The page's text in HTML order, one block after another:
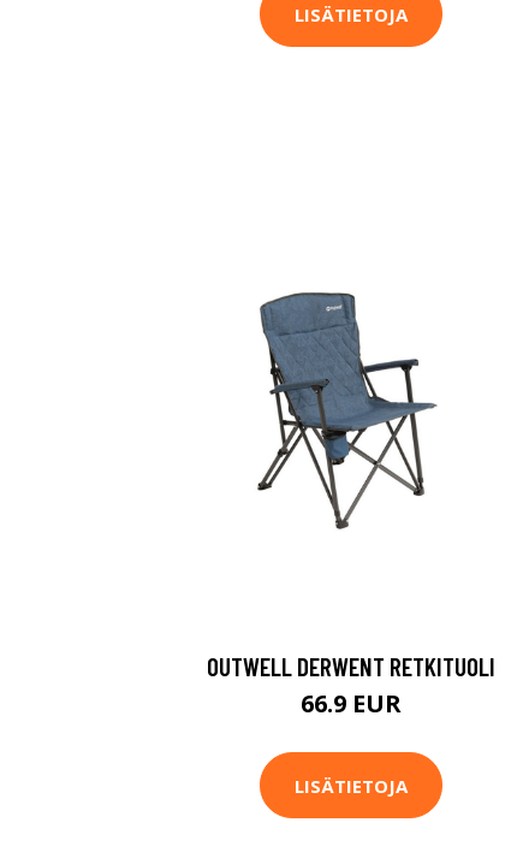
LISÄTIETOJA
OUTWELL DERWENT RETKITUOLI
66.9 EUR
LISÄTIETOJA